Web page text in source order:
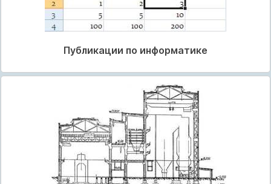
Публикации по информатике